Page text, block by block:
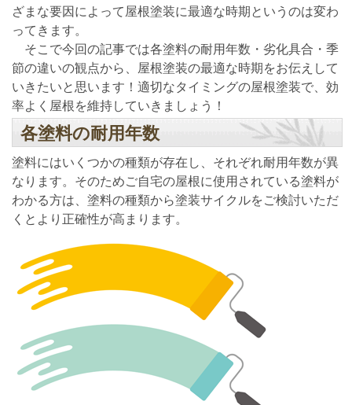
ざまな要因によって屋根塗装に最適な時期というのは変わ
ってきます。
そこで今回の記事では各塗料の耐用年数・劣化具合・季
節の違いの観点から、屋根塗装の最適な時期をお伝えして
いきたいと思います！適切なタイミングの屋根塗装で、効
率よく屋根を維持していきましょう！
各塗料の耐用年数
塗料にはいくつかの種類が存在し、それぞれ耐用年数が異
なります。そのためご自宅の屋根に使用されている塗料が
わかる方は、塗料の種類から塗装サイクルをご検討いただ
くとより正確性が高まります。